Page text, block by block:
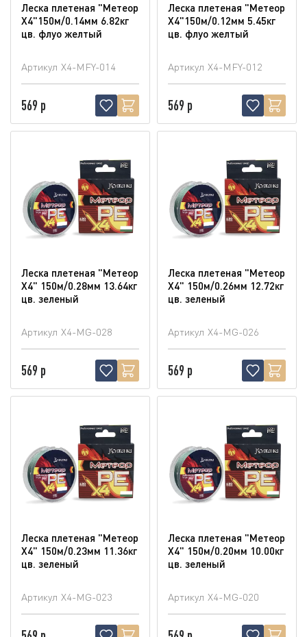
Леска плетеная "Метеор
Х4"150м/0.14мм 6.82кг
цв. флуо желтый
Артикул X4-MFY-014
569 р
Леска плетеная "Метеор
Х4"150м/0.12мм 5.45кг
цв. флуо желтый
Артикул X4-MFY-012
569 р
Леска плетеная "Метеор
Х4" 150м/0.28мм 13.64кг
цв. зеленый
Артикул X4-MG-028
569 р
Леска плетеная "Метеор
Х4" 150м/0.26мм 12.72кг
цв. зеленый
Артикул X4-MG-026
569 р
Леска плетеная "Метеор
Х4" 150м/0.23мм 11.36кг
цв. зеленый
Артикул X4-MG-023
Леска плетеная "Метеор
Х4" 150м/0.20мм 10.00кг
цв. зеленый
Артикул X4-MG-020